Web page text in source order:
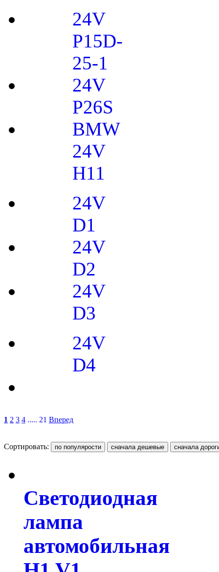
24V
P15D-
25-1
24V
P26S
BMW
24V
H11
24V
D1
24V
D2
24V
D3
24V
D4
1 2 3 4 ..... 21 Вперед
Сортировать:
Светодиодная
лампа
автомобильная